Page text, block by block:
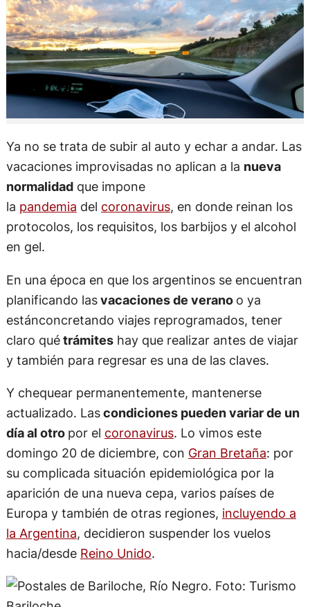
Ya no se trata de subir al auto y echar a andar. Las
vacaciones improvisadas no aplican a la nueva
normalidadque impone
la pandemia del coronavirus, en donde reinan los
protocolos, los requisitos, los barbijos y el alcohol
en gel.
En una época en que los argentinos se encuentran
planificando lasvacaciones de verano o ya
estánconcretando viajes reprogramados, tener
claro quétrámiteshay que realizar antes de viajar
y también para regresar es una de las claves.
Y chequear permanentemente, mantenerse
actualizado. Lascondiciones pueden variar de un
día al otro por el coronavirus. Lo vimos este
domingo 20 de diciembre, con Gran Bretaña: por
su complicada situación epidemiológica por la
aparición de una nueva cepa, varios países de
Europa y también de otras regiones, incluyendo a
la Argentina, decidieron suspender los vuelos
hacia/desde Reino Unido.